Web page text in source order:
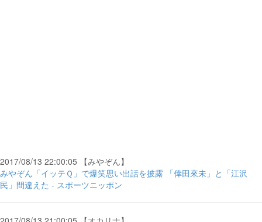
2017/08/13 22:00:05 【みやぞん】
みやぞん「イッテＱ」で爆笑思い出話を披露 「倖田來未」と「江沢
民」間違えた - スポーツニッポン